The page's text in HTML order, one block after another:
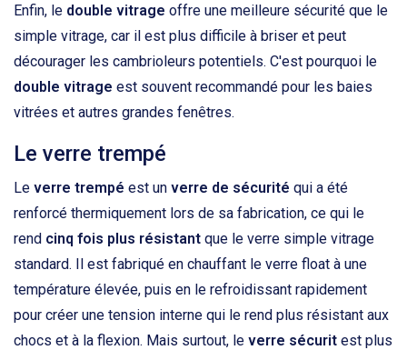
Enfin, le double vitrage offre une meilleure sécurité que le
simple vitrage, car il est plus difficile à briser et peut
décourager les cambrioleurs potentiels. C'est pourquoi le
double vitrage est souvent recommandé pour les baies
vitrées et autres grandes fenêtres.
Le verre trempé
Le verre trempé est un verre de sécurité qui a été
renforcé thermiquement lors de sa fabrication, ce qui le
rend cinq fois plus résistant que le verre simple vitrage
standard. Il est fabriqué en chauffant le verre float à une
température élevée, puis en le refroidissant rapidement
pour créer une tension interne qui le rend plus résistant aux
chocs et à la flexion. Mais surtout, le verre sécurit est plus